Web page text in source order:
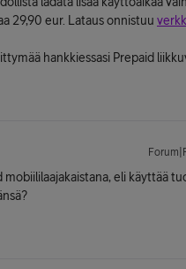
29,90 eur. Lataus onnistuu
hankkiessasi Prepaid
eli käyttää